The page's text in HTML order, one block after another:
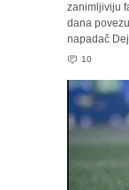
zanimljiviju
dana
napadač
10